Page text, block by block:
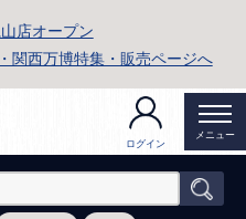
店オープン
関西万博特集・販売ページへ
ログイン
メニュー